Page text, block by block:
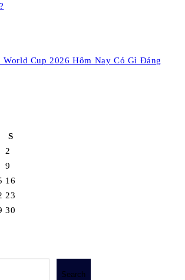
World Cup 2026 Hôm Nay Có Gì Đáng
S
2
9
16
23
30
Search